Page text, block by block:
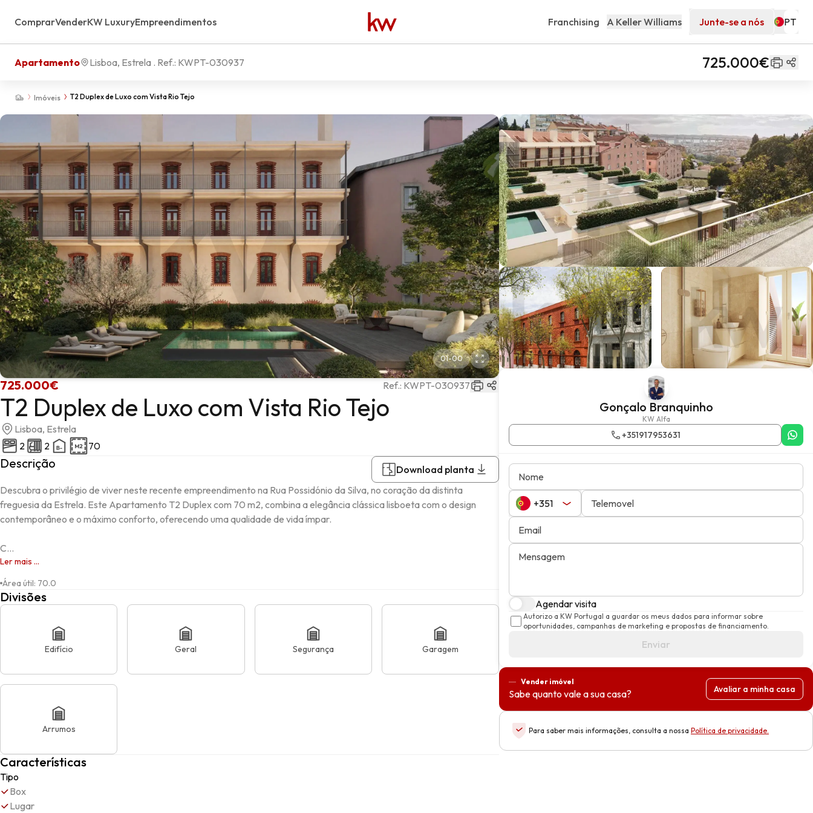
ComprarVenderKW LuxuryEmpreendimentos Franchising A Keller Williams Junte-se a nós
Imóveis T2 Duplex de Luxo com Vista Rio Tejo
Apartamento Lisboa, Estrela . Ref.: KWPT-030937 725.000€
01-00
725.000€ Ref.: KWPT-030937
T2 Duplex de Luxo com Vista Rio Tejo
Lisboa, Estrela
2
2 70
Descrição
Download planta
Descubra o privilégio de viver neste recente empreendimento na Rua Possidónio da Silva, no coração da distinta
freguesia da Estrela. Este Apartamento T2 Duplex com 70 m2, combina a elegância clássica lisboeta com o design
contemporâneo e o máximo conforto, oferecendo uma qualidade de vida ímpar.
C...
Ler mais ...
Área útil: 70.0
Divisões
Edifício Geral Segurança Garagem
Arrumos
Características
Tipo
Box
Lugar
Gonçalo Branquinho
KW Alfa
+351917953631
Nome
Telemovel
Email
Mensagem
Agendar visita
Autorizo a KW Portugal a guardar os meus dados para informar sobre
oportunidades, campanhas de marketing e propostas de financiamento.
Enviar
Vender imóvel
Sabe quanto vale a sua casa? Avaliar a minha casa
Para saber mais informações, consulta a nossa Política de privacidade.